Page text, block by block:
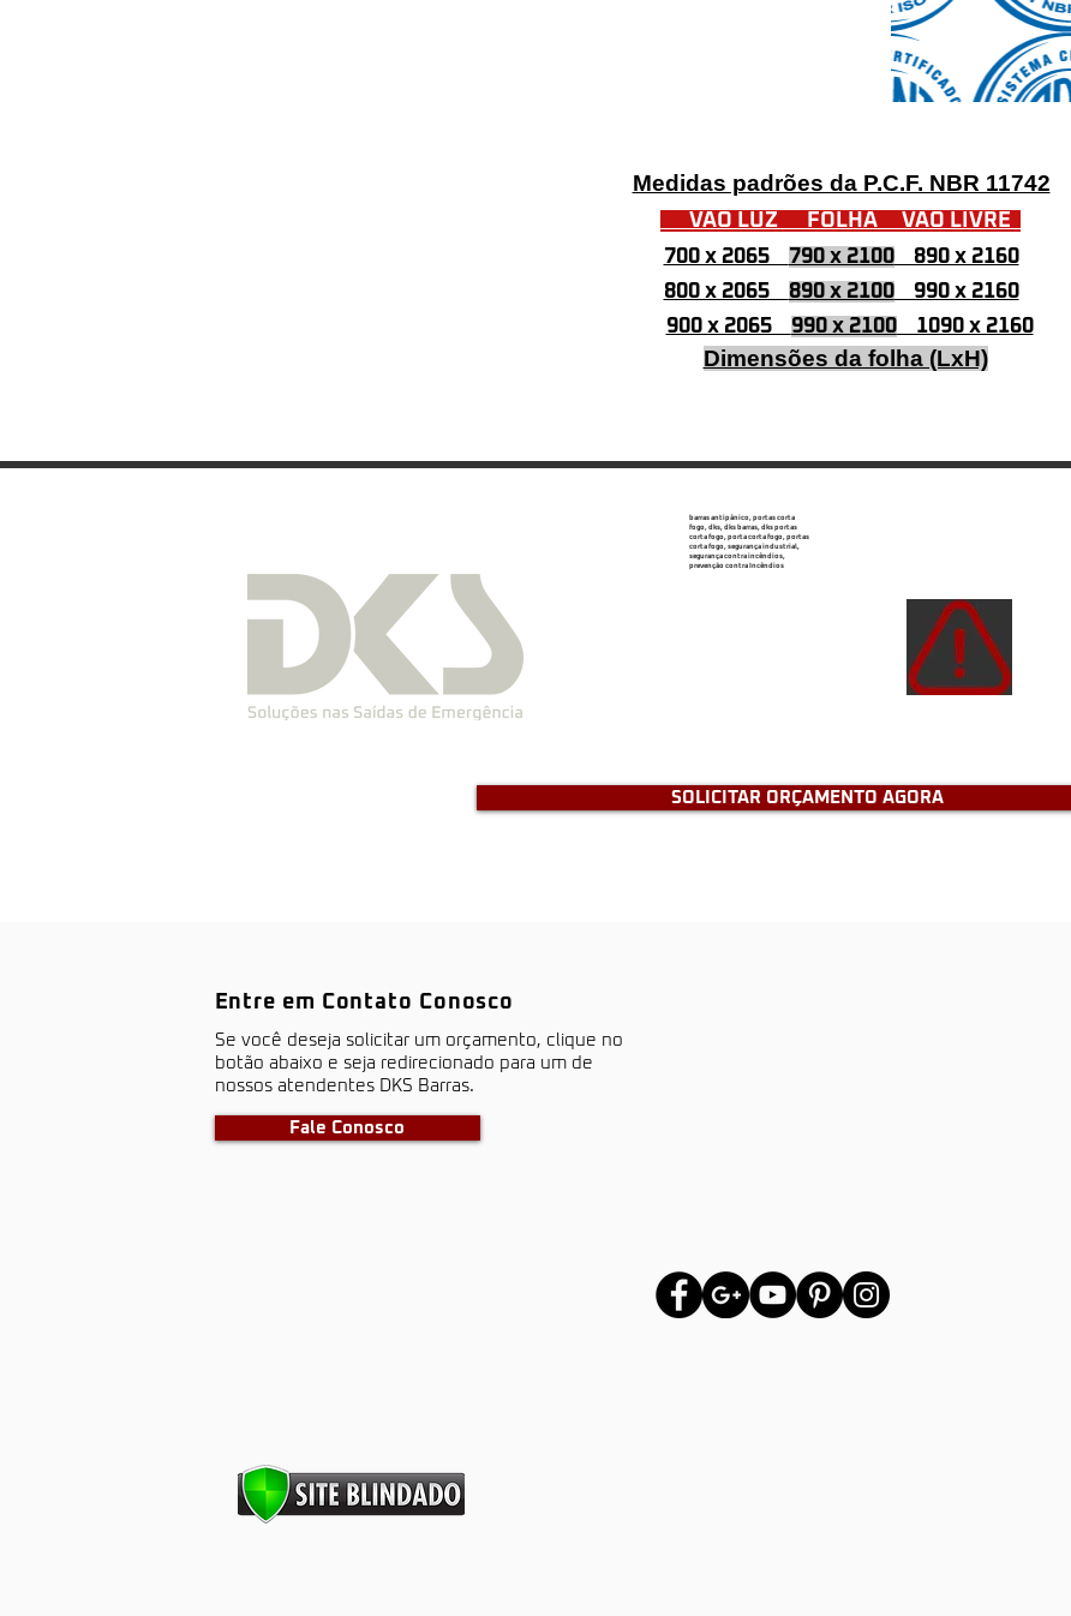
Medidas padrões da P.C.F. NBR 11742
VÃO LUZ FOLHA VÃO LIVRE
700 x 2065 790 x 2100890 x 2160
800 x 2065 890 x 2100990 x 2160
900 x 2065 990 x 21001090 x 2160
Dimensões da folha (LxH)
barras antipânico, portas corta
fogo, dks, dks barras, dks portas
corta fogo, porta corta fogo, portas
corta fogo, segurança industrial,
segurança contra incêndios,
prevenção contra Incêndios
SOLICITAR ORÇAMENTO AGORA
Entre em Contato Conosco
S​e você deseja solicitar um orçamento, clique no
botão abaixo e seja redirecionado para um de
nossos atendentes DKS Barras.
Fale Conosco
Incêndios